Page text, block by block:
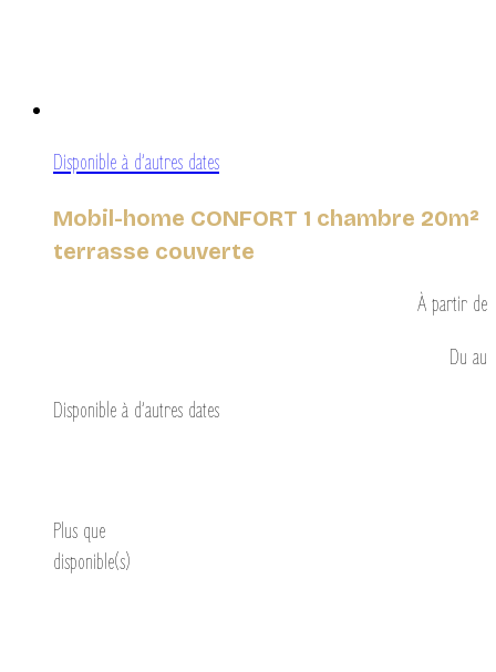
Disponible à d’autres dates
Mobil-home CONFORT 1 chambre 20m²
terrasse couverte
À partir de
Du au
Disponible à d’autres dates
Plus que
disponible(s)